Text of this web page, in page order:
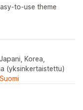
to-use theme
Korea,
(yksinkertaistettu)